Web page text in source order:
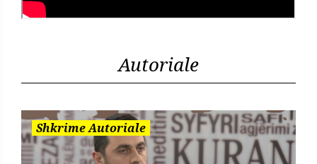
Autoriale
Shkrime Autoriale